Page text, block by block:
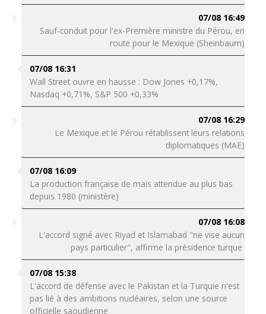
07/08 16:49
Sauf-conduit pour l'ex-Première ministre du Pérou, en
route pour le Mexique (Sheinbaum)
07/08 16:31
Wall Street ouvre en hausse : Dow Jones +0,17%,
Nasdaq +0,71%, S&P 500 +0,33%
07/08 16:29
Le Mexique et le Pérou rétablissent leurs relations
diplomatiques (MAE)
07/08 16:09
La production française de maïs attendue au plus bas
depuis 1980 (ministère)
07/08 16:08
L'accord signé avec Riyad et Islamabad "ne vise aucun
pays particulier", affirme la présidence turque
07/08 15:38
L'accord de défense avec le Pakistan et la Turquie n'est
pas lié à des ambitions nucléaires, selon une source
officielle saoudienne